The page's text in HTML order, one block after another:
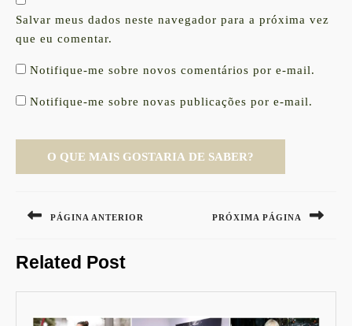
Salvar meus dados neste navegador para a próxima vez
que eu comentar.
Notifique-me sobre novos comentários por e-mail.
Notifique-me sobre novas publicações por e-mail.
de
PÁGINA ANTERIOR
post:
PRÓXIMA PÁGINA
Related Post